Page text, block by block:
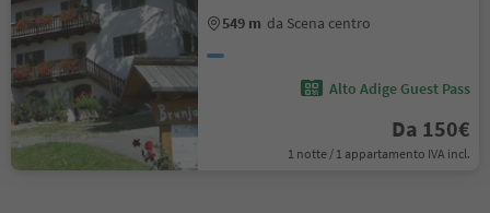
549 m da Scena centro
Alto Adige Guest Pass
Da 150€
1 notte / 1 appartamento IVA incl.